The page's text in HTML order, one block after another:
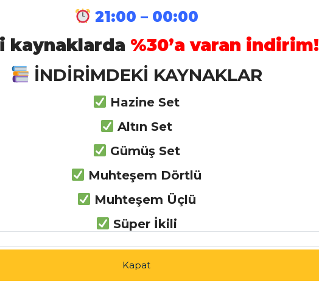
İstihkam Branş
Kaynakları
Kaynakları
Yöntemiyle Çalış
21:00 – 00:00
kaynaklarda %30’a varan indirim!
İNDİRİMDEKİ KAYNAKLAR
Hazine Set
Altın Set
Gümüş Set
Muhteşem Dörtlü
Muhteşem Üçlü
Süper İkili
Kapat